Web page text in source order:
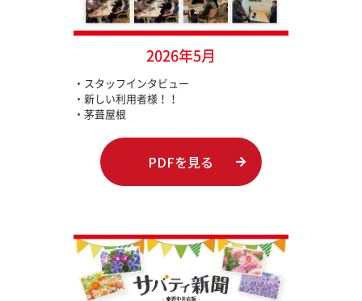
2026年5月
・スタッフインタビュー
・新しい利用者様！！
・茅葺屋根
PDFを見る